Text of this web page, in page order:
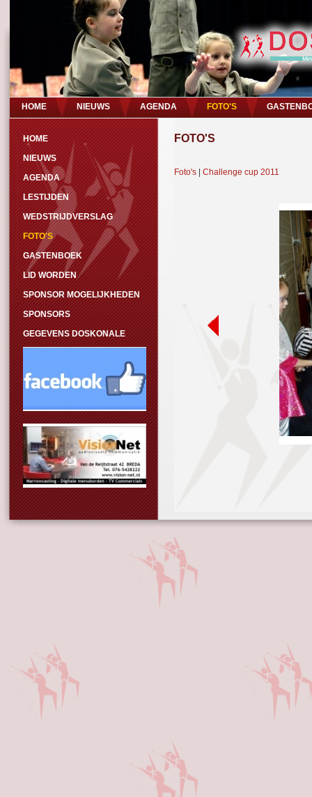
HOME NIEUWS AGENDA FOTO'S
HOME
NIEUWS
AGENDA
LESTIJDEN
WEDSTRIJDVERSLAG
FOTO'S
GASTENBOEK
LID WORDEN
SPONSOR MOGELIJKHEDEN
SPONSORS
GEGEVENS DOSKONALE
FOTO'S
Foto's Challenge cup 2011